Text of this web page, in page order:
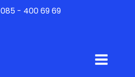
085 - 400 69 69